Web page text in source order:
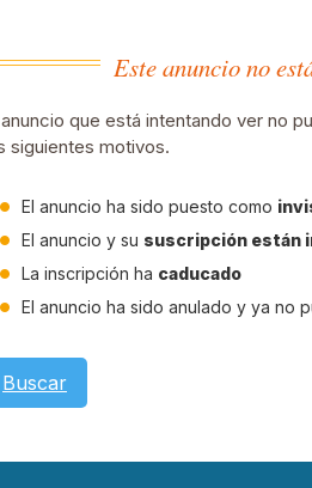
Este anuncio no
que está intentando ver no
siguientes motivos.
El anuncio ha sido puesto como
El anuncio y su suscripción están
La inscripción ha caducado
El anuncio ha sido anulado y ya no
Buscar